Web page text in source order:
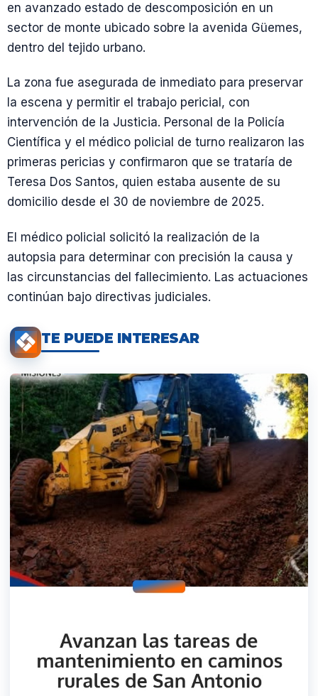
en avanzado estado de descomposición en un
sector de monte ubicado sobre la avenida Güemes,
dentro del tejido urbano.
La zona fue asegurada de inmediato para preservar
la escena y permitir el trabajo pericial, con
intervención de la Justicia. Personal de la Policía
Científica y el médico policial de turno realizaron las
primeras pericias y confirmaron que se trataría de
Teresa Dos Santos, quien estaba ausente de su
domicilio desde el 30 de noviembre de 2025.
El médico policial solicitó la realización de la
autopsia para determinar con precisión la causa y
las circunstancias del fallecimiento. Las actuaciones
continúan bajo directivas judiciales.
TE PUEDE INTERESAR